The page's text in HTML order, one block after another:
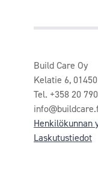
Build Care Oy
Kelatie 6,
Tel. +358 20
Henkilökunnan
Laskutustiedot